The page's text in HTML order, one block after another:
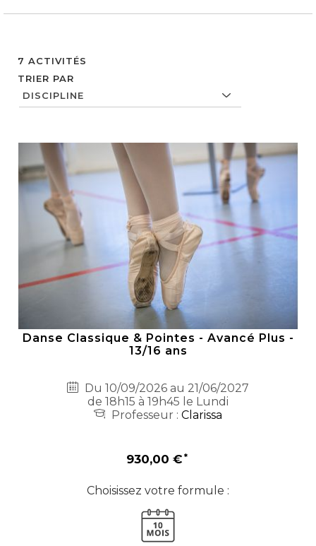
7 ACTIVITÉS
TRIER PAR
Danse Classique & Pointes - Avancé Plus -
13/16 ans
Du 10/09/2026 au 21/06/2027
de 18h15 à 19h45 le Lundi
Professeur : Clarissa
930,00 €
Choisissez votre formule :